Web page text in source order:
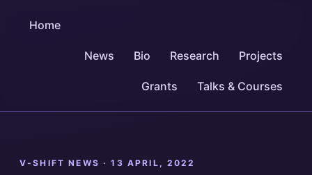
Home
News Bio Research Projects
Grants Talks & Courses
V-SHIFT NEWS ·13 APRIL, 2022